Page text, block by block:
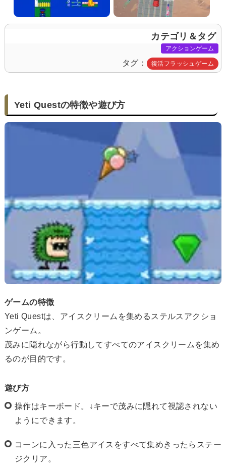
カテゴリ＆タグ
アクションゲーム
タグ 復活フラッシュゲーム
Yeti Questの特徴や遊び方
ゲームの特徴
Yeti Questは、アイスクリームを集めるステルスアクショ
ンゲーム。
茂みに隠れながら行動してすべてのアイスクリームを集め
るのが目的です。
遊び方
操作はキーボード。↓キーで茂みに隠れて視認されない
ようにできます。
コーンに入った三色アイスをすべて集めきったらステー
ジクリア。